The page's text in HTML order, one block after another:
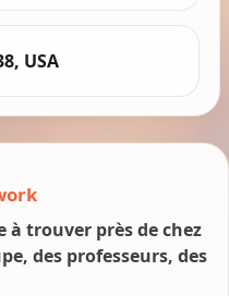
USA
trouver près de chez
des professeurs, des